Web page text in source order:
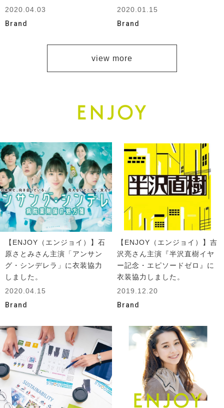
2020.04.03
Brand
2020.01.15
Brand
view more
【ENJOY（エンジョイ）】石
原さとみさん主演「アンサン
グ・シンデレラ」に衣装協力
しました。
2020.04.15
Brand
【ENJOY（エンジョイ）】吉
沢亮さん主演『半沢直樹イヤ
ー記念・エピソードゼロ』に
衣装協力しました。
2019.12.20
Brand